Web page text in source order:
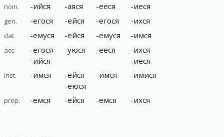
nom.
-ийся -аяся -ееся -иеся
gen. -егося -ейся -егося -ихся
dat. -емуся -ейся -емуся -имся
acc. -егося
-ийся
-уюся -ееся -ихся
-иеся
inst. -имся -ейся
-еюся
-имся -имися
prep. -емся -ейся -емся -ихся